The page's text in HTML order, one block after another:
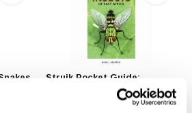
Struik Pocket Guide:
Insects of East Afr...
Pocketformaat insectengids
voor Oost-Afrika. Met...